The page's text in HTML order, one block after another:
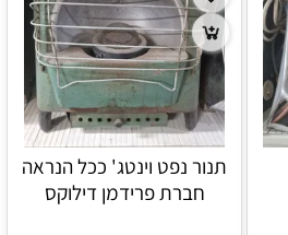
תנור נפט וינטג' ככל הנראה
חברת פרידמן דילוקס